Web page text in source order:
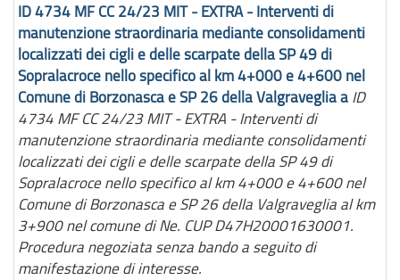
ID 4734 MF CC 24/23 MIT - EXTRA - Interventi di
manutenzione straordinaria mediante consolidamenti
localizzati dei cigli e delle scarpate della SP 49 di
Sopralacroce nello specifico al km 4+000 e 4+600 nel
Comune di Borzonasca e SP 26 della Valgraveglia a ID
4734 MF CC 24/23 MIT - EXTRA - Interventi di
manutenzione straordinaria mediante consolidamenti
localizzati dei cigli e delle scarpate della SP 49 di
Sopralacroce nello specifico al km 4+000 e 4+600 nel
Comune di Borzonasca e SP 26 della Valgraveglia al km
3+900 nel comune di Ne. CUP D47H20001630001.
Procedura negoziata senza bando a seguito di
manifestazione di interesse.